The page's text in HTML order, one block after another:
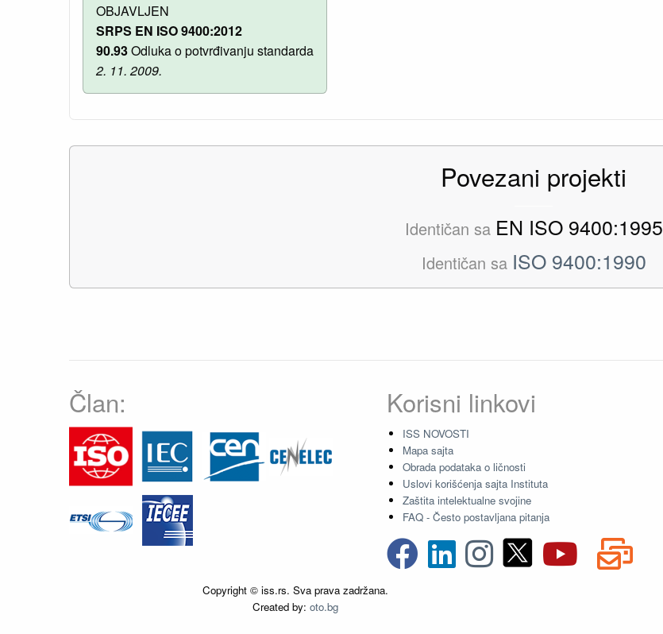
OBJAVLJEN
SRPS EN ISO 9400:2012
90.93Odluka o potvrđivanju standarda
2. 11. 2009.
Povezani projekti
Identičan sa EN ISO 9400:1995
Identičan sa ISO 9400:1990
Član: Korisni linkovi
ISS NOVOSTI
Mapa sajta
Obrada podataka o ličnosti
Uslovi korišćenja sajta Instituta
Zaštita intelektualne svojine
FAQ - Često postavljana pitanja
Copyright © iss.rs. Sva prava zadržana.
Created by: oto.bg